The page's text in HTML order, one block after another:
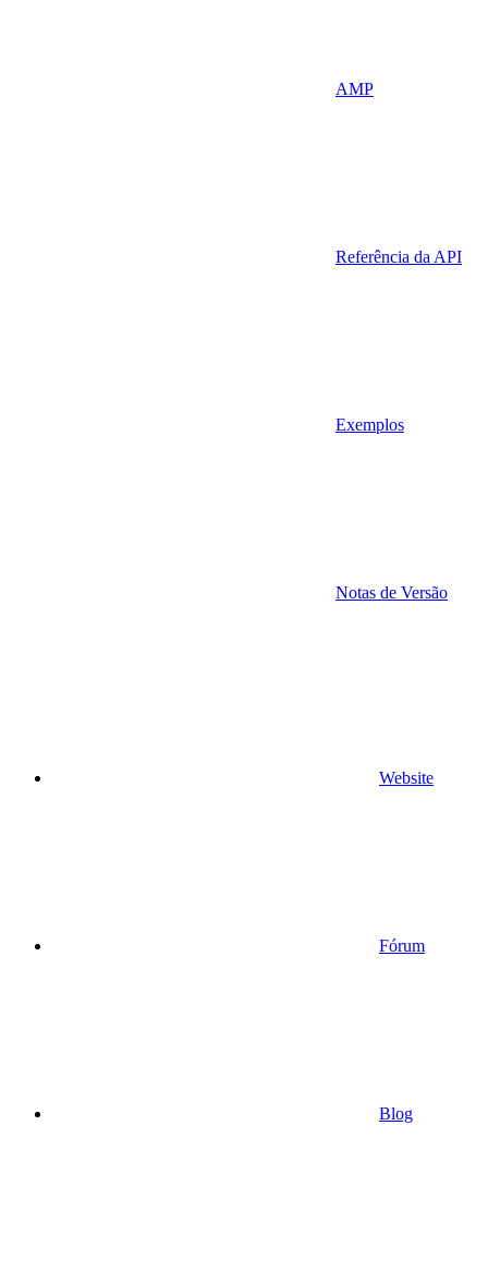
AMP
Referência da API
Exemplos
Notas de Versão
Website
Fórum
Blog